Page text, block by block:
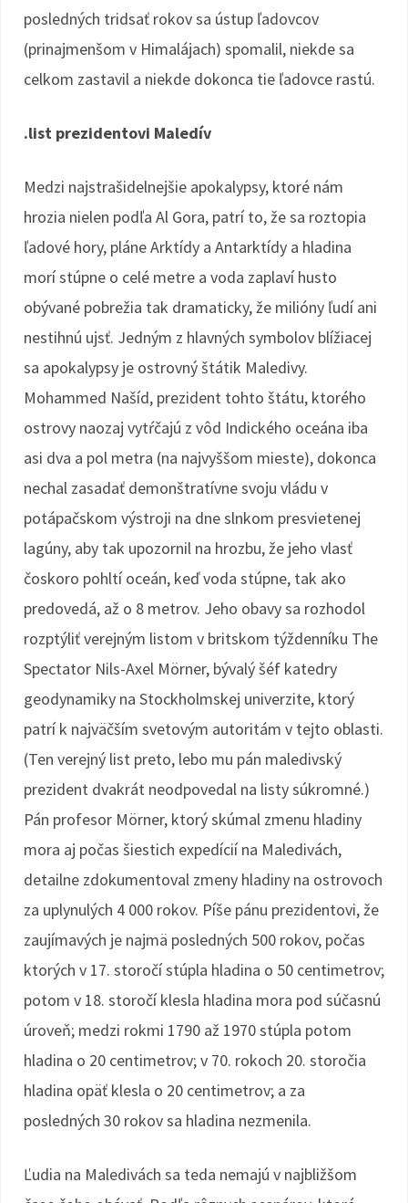
posledných tridsať rokov sa ústup ľadovcov
(prinajmenšom v Himalájach) spomalil, niekde sa
celkom zastavil a niekde dokonca tie ľadovce rastú.
.list prezidentovi Maledív
Medzi najstrašidelnejšie apokalypsy, ktoré nám
hrozia nielen podľa Al Gora, patrí to, že sa roztopia
ľadové hory, pláne Arktídy a Antarktídy a hladina
morí stúpne o celé metre a voda zaplaví husto
obývané pobrežia tak dramaticky, že milióny ľudí ani
nestihnú ujsť. Jedným z hlavných symbolov blížiacej
sa apokalypsy je ostrovný štátik Maledivy.
Mohammed Našíd, prezident tohto štátu, ktorého
ostrovy naozaj vytŕčajú z vôd Indického oceána iba
asi dva a pol metra (na najvyššom mieste), dokonca
nechal zasadať demonštratívne svoju vládu v
potápačskom výstroji na dne slnkom presvietenej
lagúny, aby tak upozornil na hrozbu, že jeho vlasť
čoskoro pohltí oceán, keď voda stúpne, tak ako
predovedá, až o 8 metrov. Jeho obavy sa rozhodol
rozptýliť verejným listom v britskom týždenníku The
Spectator Nils-Axel Mörner, bývalý šéf katedry
geodynamiky na Stockholmskej univerzite, ktorý
patrí k najväčším svetovým autoritám v tejto oblasti.
(Ten verejný list preto, lebo mu pán maledivský
prezident dvakrát neodpovedal na listy súkromné.)
Pán profesor Mörner, ktorý skúmal zmenu hladiny
mora aj počas šiestich expedícií na Maledivách,
detailne zdokumentoval zmeny hladiny na ostrovoch
za uplynulých 4 000 rokov. Píše pánu prezidentovi, že
zaujímavých je najmä posledných 500 rokov, počas
ktorých v 17. storočí stúpla hladina o 50 centimetrov;
potom v 18. storočí klesla hladina mora pod súčasnú
úroveň; medzi rokmi 1790 až 1970 stúpla potom
hladina o 20 centimetrov; v 70. rokoch 20. storočia
hladina opäť klesla o 20 centimetrov; a za
posledných 30 rokov sa hladina nezmenila.
Ľudia na Maledivách sa teda nemajú v najbližšom